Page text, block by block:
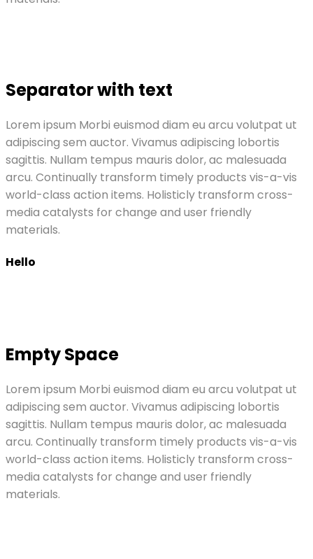
Separator with text
Lorem ipsum Morbi euismod diam eu arcu volutpat ut
adipiscing sem auctor. Vivamus adipiscing lobortis
sagittis. Nullam tempus mauris dolor, ac malesuada
arcu. Continually transform timely products vis-a-vis
world-class action items. Holisticly transform cross-
media catalysts for change and user friendly
materials.
Hello
Empty Space
Lorem ipsum Morbi euismod diam eu arcu volutpat ut
adipiscing sem auctor. Vivamus adipiscing lobortis
sagittis. Nullam tempus mauris dolor, ac malesuada
arcu. Continually transform timely products vis-a-vis
world-class action items. Holisticly transform cross-
media catalysts for change and user friendly
materials.